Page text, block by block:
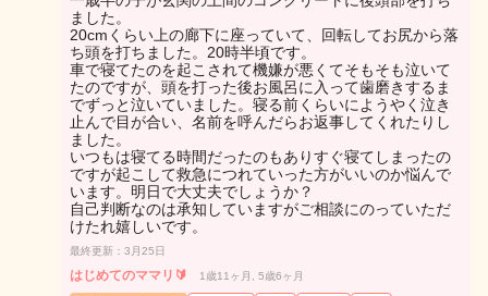
ました。
20cmくらい上の廊下に座っていて、回転してお尻から落
ち頭を打ちました。20時半頃です。
車で寝てたのを起こされて機嫌が悪くてそもそも泣いて
たのですが、頭を打った後お風呂に入って歯磨きするま
でずっと泣いていました。寝る前くらいにようやく泣き
止んで目が合い、名前を呼んだらお返事してくれたりし
ました。
いつもは寝てる時間だったのもありすぐ寝てしまったの
ですが起こして救急につれていった方がいいのか悩んで
います。明日で大丈夫でしょうか？
自己判断なのは承知していますがご相談にのっていただ
けたれ嬉しいです。
最終更新：3月25日
はじめてのママリ🔰 1歳11ヶ月, 5歳6ヶ月